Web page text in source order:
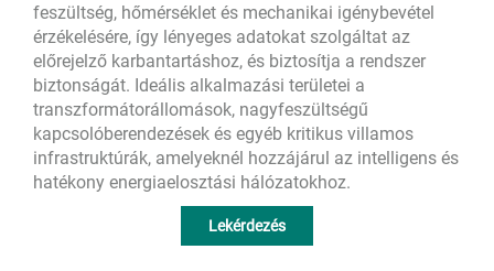
feszültség, hőmérséklet és mechanikai igénybevétel
érzékelésére, így lényeges adatokat szolgáltat az
előrejelző karbantartáshoz, és biztosítja a rendszer
biztonságát. Ideális alkalmazási területei a
transzformátorállomások, nagyfeszültségű
kapcsolóberendezések és egyéb kritikus villamos
infrastruktúrák, amelyeknél hozzájárul az intelligens és
hatékony energiaelosztási hálózatokhoz.
Lekérdezés